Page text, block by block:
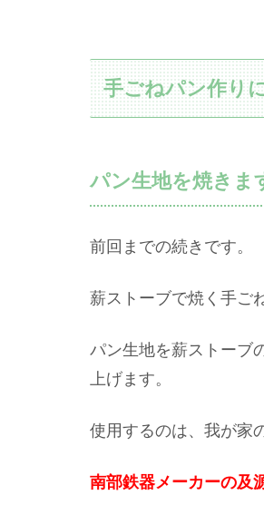
手ごねパン作り
パン生地を焼きま
前回までの続きです。
薪ストーブで焼く手ご
パン生地を薪ストーブ
上げます。
使用するのは、我が家
南部鉄器メーカーの及